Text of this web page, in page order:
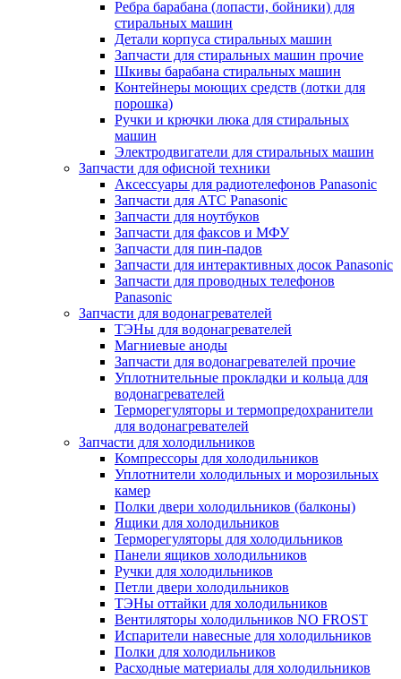
Ребра барабана (лопасти, бойники) для
стиральных машин
Детали корпуса стиральных машин
Запчасти для стиральных машин прочие
Шкивы барабана стиральных машин
Контейнеры моющих средств (лотки для
порошка)
Ручки и крючки люка для стиральных
машин
Электродвигатели для стиральных машин
Запчасти для офисной техники
Аксессуары для радиотелефонов Panasonic
Запчасти для АТС Panasonic
Запчасти для ноутбуков
Запчасти для факсов и МФУ
Запчасти для пин-падов
Запчасти для интерактивных досок Panasonic
Запчасти для проводных телефонов
Panasonic
Запчасти для водонагревателей
ТЭНы для водонагревателей
Магниевые аноды
Запчасти для водонагревателей прочие
Уплотнительные прокладки и кольца для
водонагревателей
Терморегуляторы и термопредохранители
для водонагревателей
Запчасти для холодильников
Компрессоры для холодильников
Уплотнители холодильных и морозильных
камер
Полки двери холодильников (балконы)
Ящики для холодильников
Терморегуляторы для холодильников
Панели ящиков холодильников
Ручки для холодильников
Петли двери холодильников
ТЭНы оттайки для холодильников
Вентиляторы холодильников NO FROST
Испарители навесные для холодильников
Полки для холодильников
Расходные материалы для холодильников